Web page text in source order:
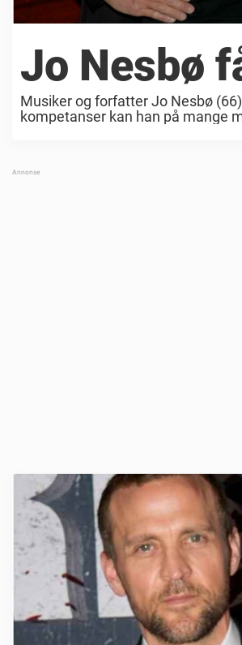
Jo Nesbø
Musiker og forfatter Jo Nesbø
kompetanser kan han på mange